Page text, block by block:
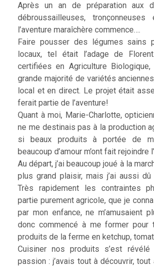
Après un an de préparation aux
débroussailleuses, tronçonneuses
l’aventure maraîchère commence….
Faire pousser des légumes sains
locaux, tel était l’adage de
certifiées en Agriculture
grande majorité de variétés
local et en direct. Le projet était
ferait partie de l’aventure!
Quant à moi, Marie-Charlotte,
ne me destinais pas à la production
si beaux produits à portée de
beaucoup d’amour m’ont fait rejoindre
Au départ, j’ai beaucoup joué à la
plus grand plaisir, mais j’ai aussi
Très rapidement les contraintes
partie purement agricole, que je
par mon enfance, ne m’amusaient
donc commencé à me former pour
produits de la ferme en ketchup,
Cuisiner nos produits s’est
passion : j’avais tout à découvrir, tout